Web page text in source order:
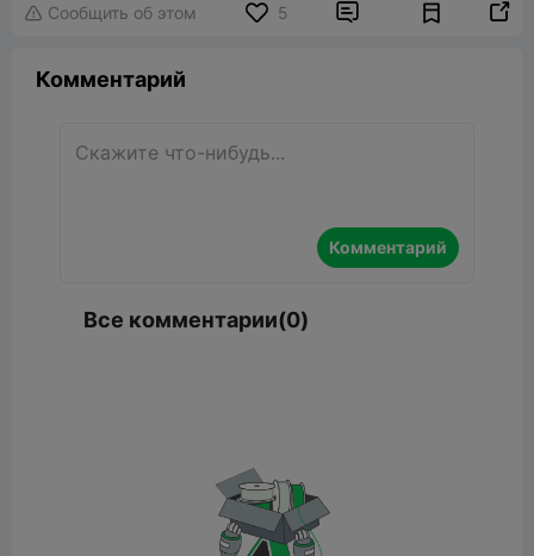
 Сообщить об этом 5  
Комментарий
Комментарий
Все комментарии(0)